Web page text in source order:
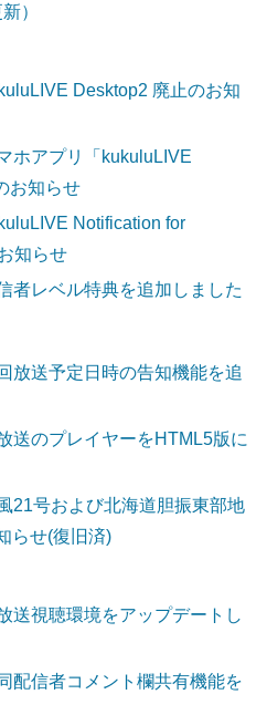
）
Desktop2 廃止のお知
ホアプリ「kukuluLIVE
お知らせ
Notification for
知らせ
者レベル特典を追加しました
放送予定日時の告知機能を追
送のプレイヤーをHTML5版に
21号および北海道胆振東部地
らせ(復旧済)
送視聴環境をアップデートし
配信者コメント欄共有機能を